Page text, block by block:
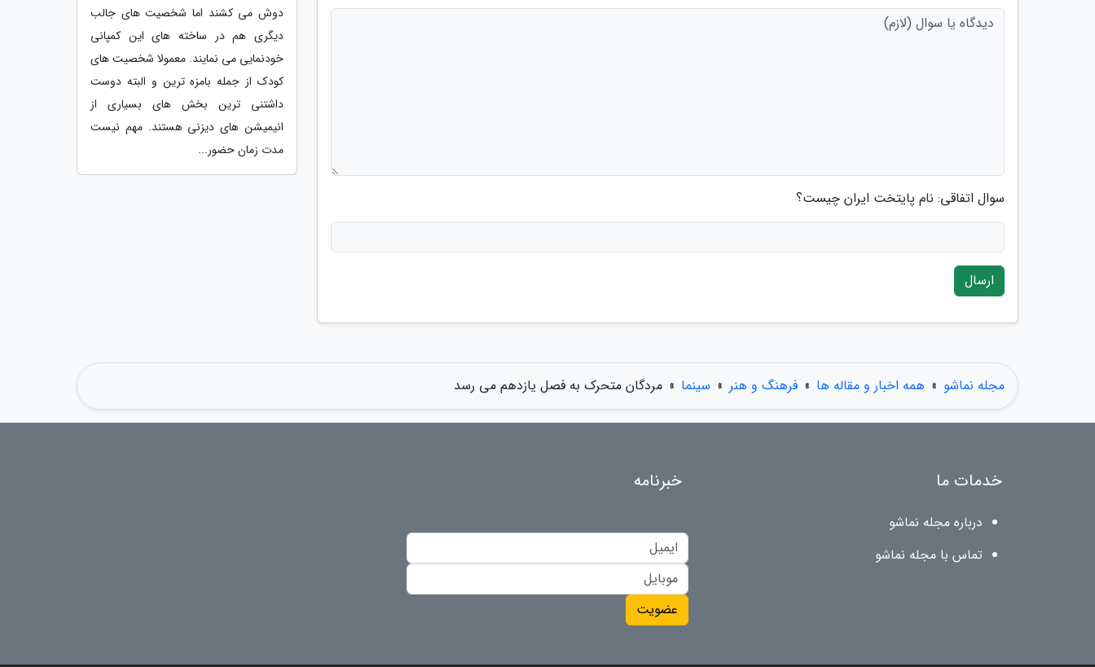
سوال اتفاقی: نام پایتخت ایران چیست؟
ارسال
دوش می کشند اما شخصیت های جالب
دیگری هم در ساخته های این کمپانی
خودنمایی می نمایند. معمولا شخصیت های
کودک از جمله بامزه ترین و البته دوست
داشتنی ترین بخش های بسیاری از
انیمیشن های دیزنی هستند. مهم نیست
مدت زمان حضور...
مجله نماشو » همه اخبار و مقاله ها » فرهنگ و هنر » سینما » مردگان متحرک به فصل یازدهم می رسد
خدمات ما
درباره مجله نماشو
تماس با مجله نماشو
خبرنامه
عضویت